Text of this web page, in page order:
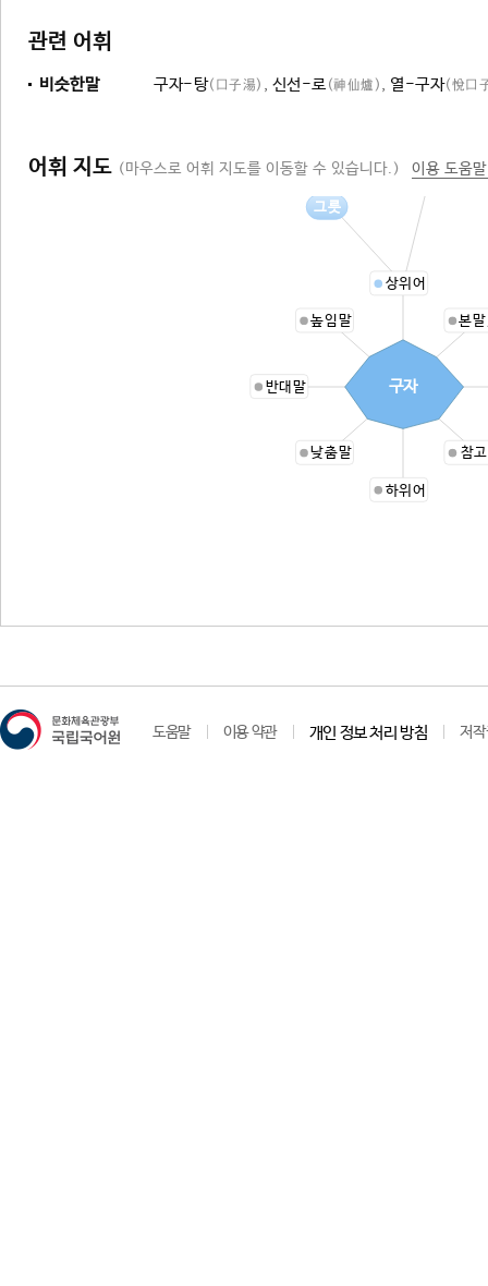
관련 어휘
비슷한말 구자-탕(口子湯) , 신선-로 (神仙爐) , 열-구자(悅口
어휘 지도 (마우스로 어휘 지도를 이동할 수 있습니다.) 이용 도움
음식
그릇
상위어
본
참
하위어
낮춤말
반대말
높임말
구자
도움말 이용 약관 개인 정보 처리 방침 저